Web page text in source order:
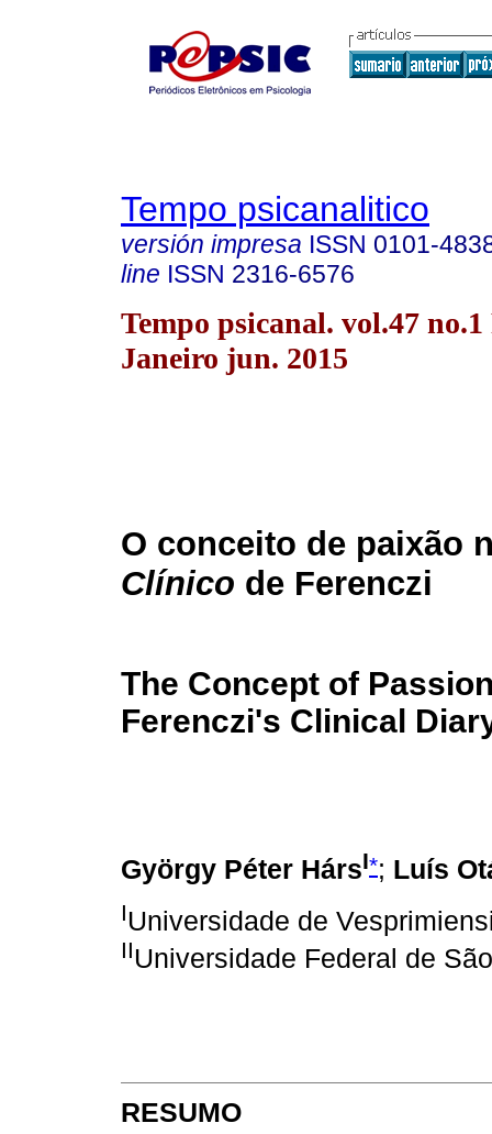
Tempo psicanalitico
versión impresa ISSN 0101-
line ISSN 2316-6576
Tempo psicanal. vol.47 no.1
Janeiro jun. 2015
O conceito de paixão
Clínico de Ferenczi
The Concept of
Ferenczi's Clinical
György Péter HársI*; Luís
IUniversidade de
IIUniversidade Federal de
RESUMO